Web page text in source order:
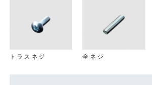
トラスネジ 全ネジ